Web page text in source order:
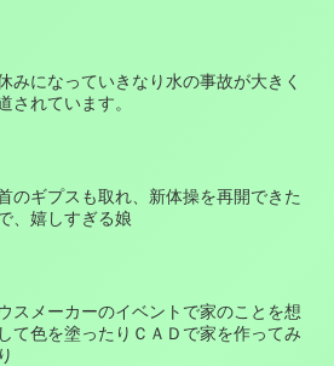
みになっていきなり水の事故が大きく
されています。
のギプスも取れ、新体操を再開できた
、嬉しすぎる娘
スメーカーのイベントで家のことを想
て色を塗ったりＣＡＤで家を作ってみ